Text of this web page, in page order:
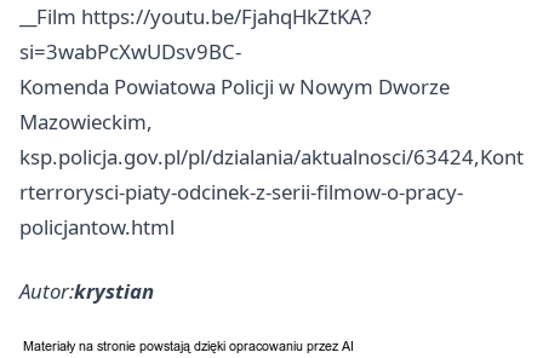
__Film https://youtu.be/FjahqHkZtKA?
si=3wabPcXwUDsv9BC-
Komenda Powiatowa Policji w Nowym Dworze
Mazowieckim,
ksp.policja.gov.pl/pl/dzialania/aktualnosci/63424,Kont
rterrorysci-piaty-odcinek-z-serii-filmow-o-pracy-
policjantow.html
Autor:krystian